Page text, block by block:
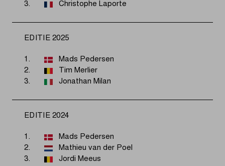
3.
Christophe Laporte
EDITIE 2025
1.
Mads Pedersen
2.
Tim Merlier
3.
Jonathan Milan
EDITIE 2024
1.
Mads Pedersen
2.
Mathieu van der Poel
3.
Jordi Meeus